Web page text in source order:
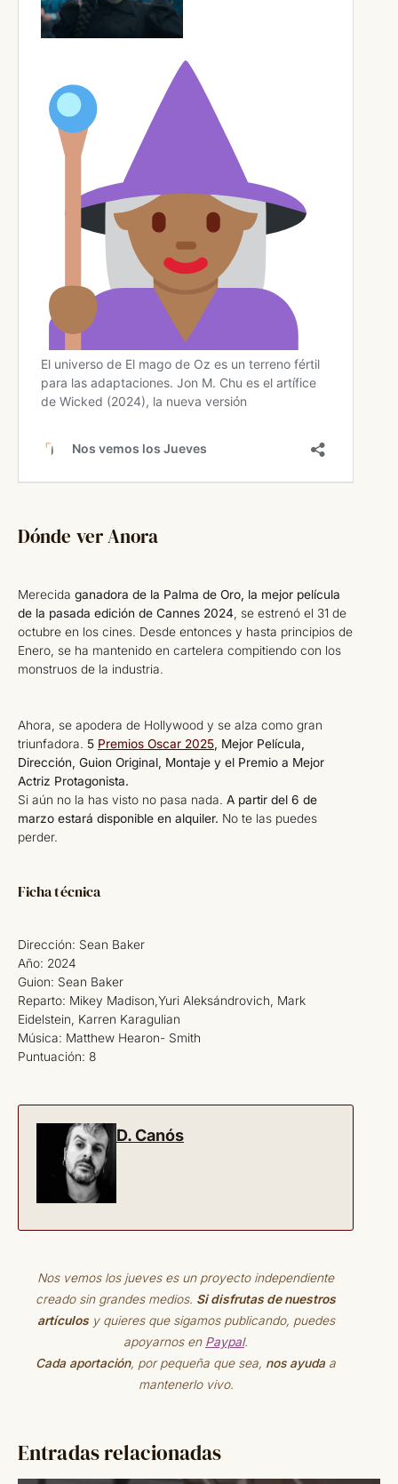
Dónde ver Anora
Merecida ganadora de la Palma de Oro, la mejor película
de la pasada edición de Cannes 2024 , se estrenó el 31 de
octubre en los cines. Desde entonces y hasta principios de
Enero, se ha mantenido en cartelera compitiendo con los
monstruos de la industria.
Ahora, se apodera de Hollywood y se alza como gran
triunfadora. 5 Premios Oscar 2025 , Mejor Película,
Dirección, Guion Original, Montaje y el Premio a Mejor
Actriz Protagonista.
Si aún no la has visto no pasa nada. A partir del 6 de
marzo estará disponible en alquiler. No te las puedes
perder.
Ficha técnica
Dirección: Sean Baker
Año: 2024
Guion: Sean Baker
Reparto: Mikey Madison,Yuri Aleksándrovich, Mark
Eidelstein, Karren Karagulian
Música: Matthew Hearon- Smith
Puntuación: 8
D. Canós
Nos vemos los jueves es un proyecto independiente
creado sin grandes medios. Si disfrutas de nuestros
artículosy quieres que sigamos publicando, puedes
apoyarnos en Paypal.
Cada aportación, por pequeña que sea, nos ayudaa
mantenerlo vivo.
Entradas relacionadas